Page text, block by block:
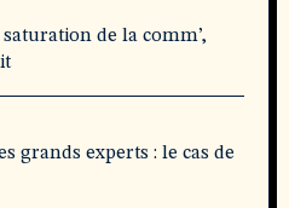
de la comm’,
grands experts : le cas de